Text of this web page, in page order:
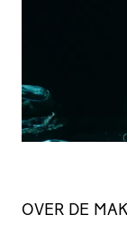
OVER DE